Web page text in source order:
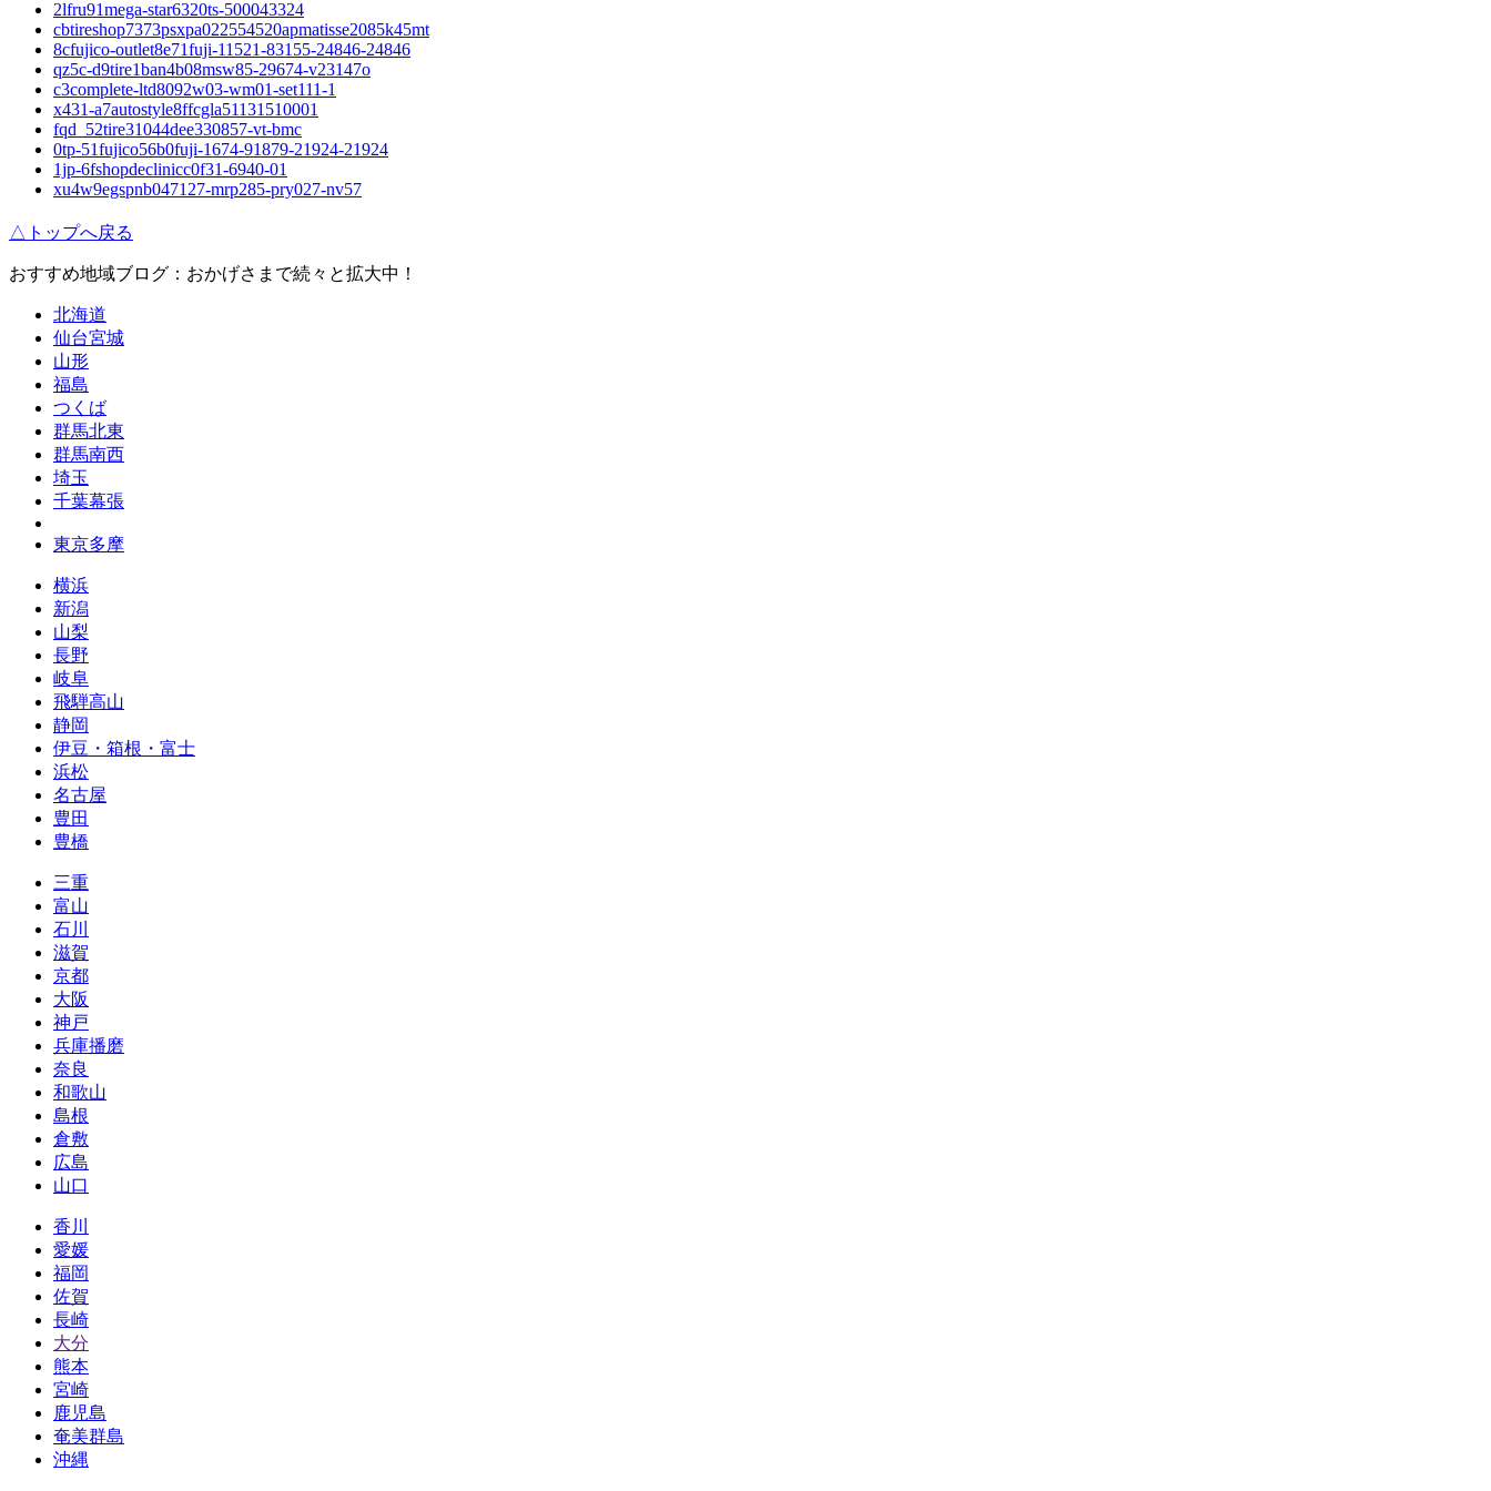
2lfru91mega-star6320ts-500043324
cbtireshop7373psxpa022554520apmatisse2085k45mt
8cfujico-outlet8e71fuji-11521-83155-24846-24846
qz5c-d9tire1ban4b08msw85-29674-v23147o
c3complete-ltd8092w03-wm01-set111-1
x431-a7autostyle8ffcgla51131510001
fqd_52tire31044dee330857-vt-bmc
0tp-51fujico56b0fuji-1674-91879-21924-21924
1jp-6fshopdeclinicc0f31-6940-01
xu4w9egspnb047127-mrp285-pry027-nv57
△トップへ戻る
おすすめ地域ブログ：おかげさまで続々と拡大中！
北海道
仙台宮城
山形
福島
つくば
群馬北東
群馬南西
埼玉
千葉幕張
東京多摩
横浜
新潟
山梨
長野
岐阜
飛騨高山
静岡
伊豆・箱根・富士
浜松
名古屋
豊田
豊橋
三重
富山
石川
滋賀
京都
大阪
神戸
兵庫播磨
奈良
和歌山
島根
倉敷
広島
山口
香川
愛媛
福岡
佐賀
長崎
大分
熊本
宮崎
鹿児島
奄美群島
沖縄